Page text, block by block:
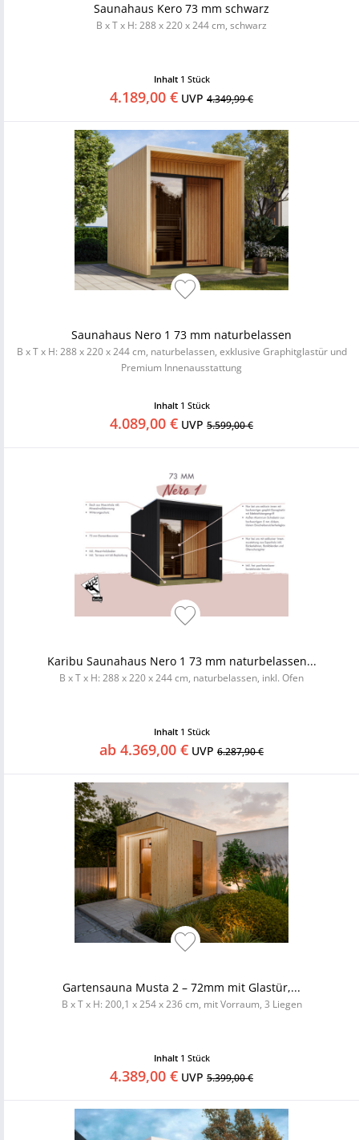
Saunahaus Kero 73 mm schwarz
B x T x H: 288 x 220 x 244 cm, schwarz
Inhalt 1 Stück
4.189,00 € UVP 4.349,99 €
Saunahaus Nero 1 73 mm naturbelassen
B x T x H: 288 x 220 x 244 cm, naturbelassen, exklusive Graphitglastür und
Premium Innenausstattung
Inhalt 1 Stück
4.089,00 € UVP 5.599,00 €
Karibu Saunahaus Nero 1 73 mm naturbelassen...
B x T x H: 288 x 220 x 244 cm, naturbelassen, inkl. Ofen
Inhalt 1 Stück
ab 4.369,00 € UVP 6.287,90 €
Gartensauna Musta 2 – 72mm mit Glastür,...
B x T x H: 200,1 x 254 x 236 cm, mit Vorraum, 3 Liegen
Inhalt 1 Stück
4.389,00 € UVP 5.399,00 €